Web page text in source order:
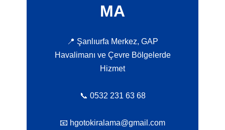
MA
📍 Şanlıurfa Merkez, GAP
Havalimanı ve Çevre Bölgelerde
Hizmet
📞 0532 231 63 68
📧 hgotokiralama@gmail.com